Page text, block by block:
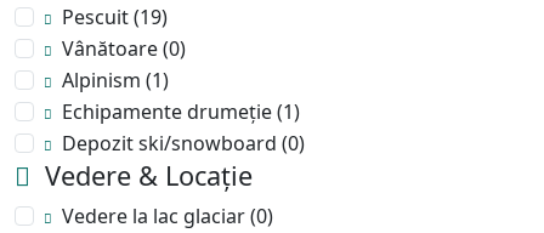
Pescuit(19)
Vânătoare(0)
Alpinism (1)
Echipamente drumeție(1)
Depozit ski/snowboard (0)
Vedere & Locație
Vedere la lac glaciar(0)